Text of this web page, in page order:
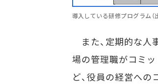
導入している研修プログラム（
また、定期的な人
場の管理職がコミ
ど、役員の経営への